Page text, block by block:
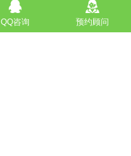
QQ咨询 预约顾问